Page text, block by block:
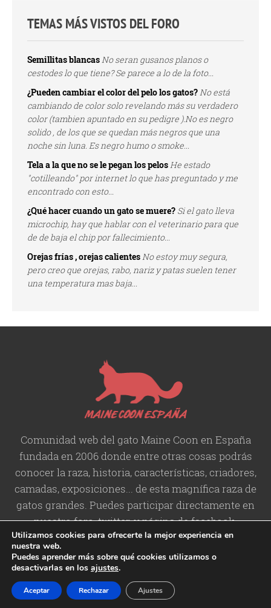
TEMAS MÁS VISTOS DEL FORO
Semillitas blancasNo seran gusanos planos o
cestodes lo que tiene? Se parece a lo de la foto...
¿Pueden cambiar el color del pelo los gatos?No está
cambiando de color solo revelando más su verdadero
color (tambien apuntado en su pedigre ).No es negro
solido , de los que se quedan más negros que una
noche sin luna. Es negro humo o smoke...
Tela a la que no se le pegan los pelosHe estado
"cotilleando" por internet lo que has preguntado y me
encontrado con esto...
¿Qué hacer cuando un gato se muere? Si el gato lleva
microchip, hay que hablar con el veterinario para que
de de baja el chip por fallecimiento...
Orejas frías , orejas calientesNo estoy muy segura,
pero creo que orejas, rabo, nariz y patas suelen tener
una temperatura mas baja...
Comunidad web del gato Maine Coon en España
fundada en 2006 donde entre otras cosas podrás
conocer la raza, historia,características, criadores,
camadas, exposiciones... de esta magnífica raza de
gatos grandes. Puedes participar directamente en
nuestro foro, twitter, y página de facebook.
Coon España
Privacidad
Utilizamos cookies para ofrecerte la mejor experiencia en
nuestra web.
Puedes aprender más sobre qué cookies utilizamos o
desactivarlas en los ajustes.
Aceptar Rechazar Ajustes